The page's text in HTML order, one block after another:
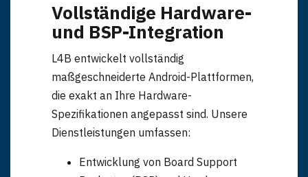
Vollständige Hardware-
und BSP-Integration
L4B entwickelt vollständig
maßgeschneiderte Android-Plattformen,
die exakt an Ihre Hardware-
Spezifikationen angepasst sind. Unsere
Dienstleistungen umfassen:
Entwicklung von Board Support